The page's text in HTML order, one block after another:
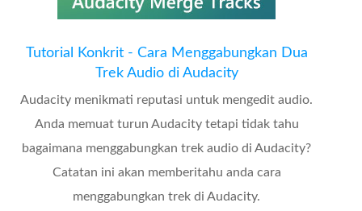
Tutorial Konkrit - Cara Menggabungkan Dua
Trek Audio di Audacity
Audacity menikmati reputasi untuk mengedit audio.
Anda memuat turun Audacity tetapi tidak tahu
bagaimana menggabungkan trek audio di Audacity?
Catatan ini akan memberitahu anda cara
menggabungkan trek di Audacity.